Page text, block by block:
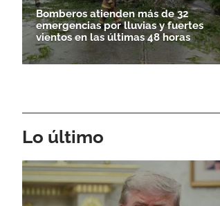
Bomberos atienden más de 32
emergencias por lluvias y fuertes
vientos en las últimas 48 horas
Lo último